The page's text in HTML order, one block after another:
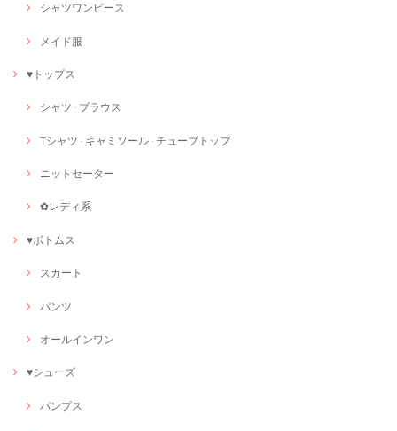
シャツワンピース
メイド服
♥トップス
シャツ · ブラウス
Tシャツ · キャミソール · チューブトップ
ニットセーター
✿レディ系
♥ボトムス
スカート
パンツ
オールインワン
♥シューズ
パンプス